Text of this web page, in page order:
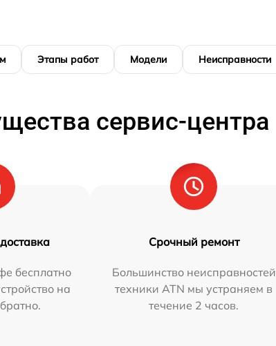
Этапы работ Модели Неисправности
сервис-центра
бесплатно
на
Срочный ремонт
Большинство неисправностей
техники ATN мы устраняем в
течение 2 часов.